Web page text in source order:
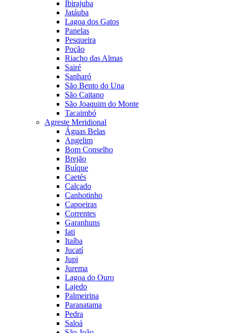
Ibirajuba
Jatáuba
Lagoa dos Gatos
Panelas
Pesqueira
Poção
Riacho das Almas
Sairé
Sanharó
São Bento do Una
São Caitano
São Joaquim do Monte
Tacaimbó
Agreste Meridional
Águas Belas
Angelim
Bom Conselho
Brejão
Buíque
Caetés
Calçado
Canhotinho
Capoeiras
Correntes
Garanhuns
Iati
Itaíba
Jucatí
Jupi
Jurema
Lagoa do Ouro
Lajedo
Palmeirina
Paranatama
Pedra
Saloá